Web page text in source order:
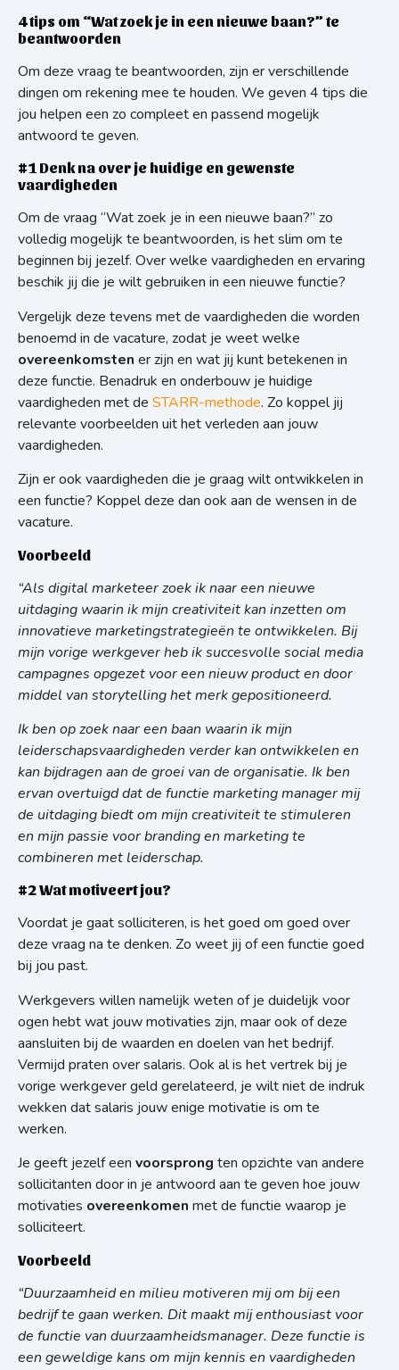
4 tips om “Wat zoek je in een nieuwe baan?” te
beantwoorden
Om deze vraag te beantwoorden, zijn er verschillende
dingen om rekening mee te houden. We geven 4 tips die
jou helpen een zo compleet en passend mogelijk
antwoord te geven.
#1 Denk na over je huidige en gewenste
vaardigheden
Om de vraag “Wat zoek je in een nieuwe baan?” zo
volledig mogelijk te beantwoorden, is het slim om te
beginnen bij jezelf. Over welke vaardigheden en ervaring
beschik jij die je wilt gebruiken in een nieuwe functie?
Vergelijk deze tevens met de vaardigheden die worden
benoemd in de vacature, zodat je weet welke
overeenkomsten er zijn en wat jij kunt betekenen in
deze functie. Benadruk en onderbouw je huidige
vaardigheden met de STARR-methode. Zo koppel jij
relevante voorbeelden uit het verleden aan jouw
vaardigheden.
Zijn er ook vaardigheden die je graag wilt ontwikkelen in
een functie? Koppel deze dan ook aan de wensen in de
vacature.
Voorbeeld
“Als digital marketeer zoek ik naar een nieuwe
uitdaging waarin ik mijn creativiteit kan inzetten om
innovatieve marketingstrategieën te ontwikkelen. Bij
mijn vorige werkgever heb ik succesvolle social media
campagnes opgezet voor een nieuw product en door
middel van storytelling het merk gepositioneerd.
Ik ben op zoek naar een baan waarin ik mijn
leiderschapsvaardigheden verder kan ontwikkelen en
kan bijdragen aan de groei van de organisatie. Ik ben
ervan overtuigd dat de functie marketing manager mij
de uitdaging biedt om mijn creativiteit te stimuleren
en mijn passie voor branding en marketing te
combineren met leiderschap.
#2 Wat motiveert jou?
Voordat je gaat solliciteren, is het goed om goed over
deze vraag na te denken. Zo weet jij of een functie goed
bij jou past.
Werkgevers willen namelijk weten of je duidelijk voor
ogen hebt wat jouw motivaties zijn, maar ook of deze
aansluiten bij de waarden en doelen van het bedrijf.
Vermijd praten over salaris. Ook al is het vertrek bij je
vorige werkgever geld gerelateerd, je wilt niet de indruk
wekken dat salaris jouw enige motivatie is om te
werken.
Je geeft jezelf een voorsprong ten opzichte van andere
sollicitanten door in je antwoord aan te geven hoe jouw
motivaties overeenkomen met de functie waarop je
solliciteert.
Voorbeeld
“Duurzaamheid en milieu motiveren mij om bij een
bedrijf te gaan werken. Dit maakt mij enthousiast voor
de functie van duurzaamheidsmanager. Deze functie is
een geweldige kans om mijn kennis en vaardigheden